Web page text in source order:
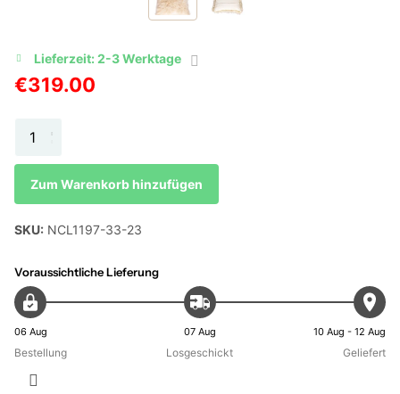
Lieferzeit: 2-3 Werktage
€319.00
Zum Warenkorb hinzufügen
SKU: NCL1197-33-23
Voraussichtliche Lieferung
06 Aug
Bestellung
07 Aug
Losgeschickt
10 Aug - 12 Aug
Geliefert